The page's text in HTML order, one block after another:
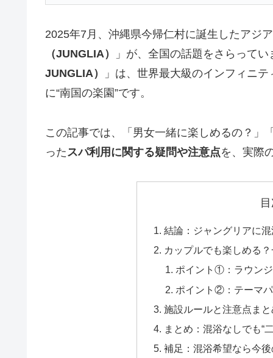
2025年7月、沖縄県今帰仁村に誕生したアジ
（JUNGLIA）
」が、全国の話題をさらって
JUNGLIA）
」は、世界最大級のインフィニ
に“南国の楽園”です。
この記事では、「男女一緒に楽しめるの？」
った スパ利用に関する疑問や注意点を、実際
結論：ジャングリアに
カップルでも楽しめる
ポイント①：ラウン
ポイント②：テーマ
施設ルールと注意点まと
まとめ：混浴なしでも“
補足：混浴希望なら今